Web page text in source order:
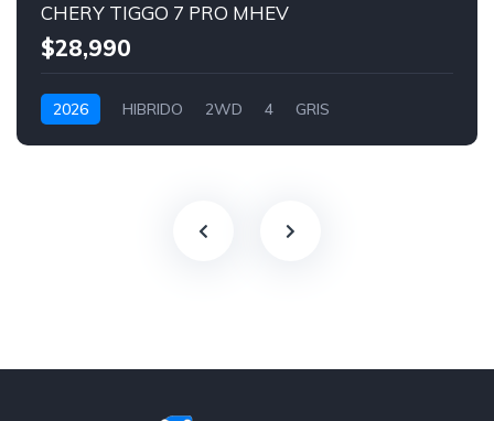
CHERY TIGGO 7 PRO MHEV
$28,990
2026 HIBRIDO 2WD 4 GRIS